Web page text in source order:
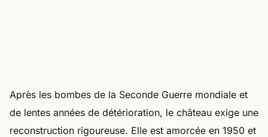
Après les bombes de la Seconde Guerre mondiale et
de lentes années de détérioration, le château exige une
reconstruction rigoureuse. Elle est amorcée en 1950 et